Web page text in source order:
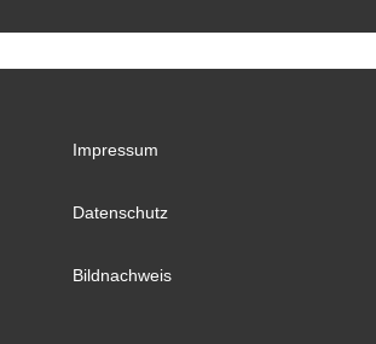
Impressum
Datenschutz
Bildnachweis